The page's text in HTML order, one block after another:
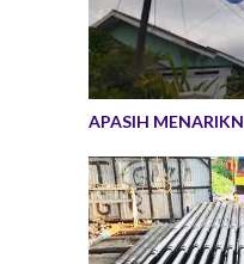
APASIH